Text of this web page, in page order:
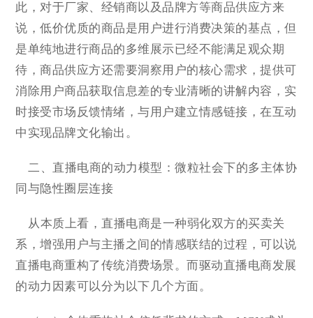
此，对于厂家、经销商以及品牌方等商品供应方来
说，低价优质的商品是用户进行消费决策的基点，但
是单纯地进行商品的多维展示已经不能满足观众期
待，商品供应方还需要洞察用户的核心需求，提供可
消除用户商品获取信息差的专业清晰的讲解内容，实
时接受市场反馈情绪，与用户建立情感链接，在互动
中实现品牌文化输出。
二、直播电商的动力模型：微粒社会下的多主体协
同与隐性圈层连接
从本质上看，直播电商是一种弱化双方的买卖关
系，增强用户与主播之间的情感联结的过程，可以说
直播电商重构了传统消费场景。而驱动直播电商发展
的动力因素可以分为以下几个方面。